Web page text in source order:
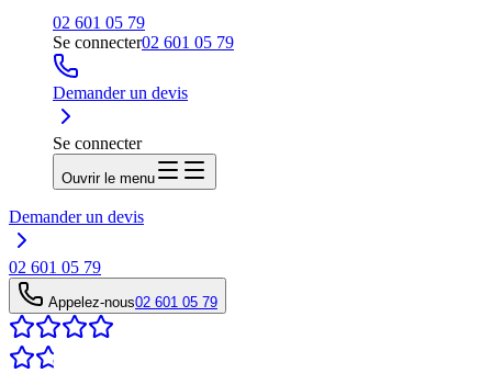
02 601 05 79
Se connecter02 601 05 79
Demander un devis
Se connecter
Ouvrir le menu
Demander un devis
02 601 05 79
Appelez-nous02 601 05 79